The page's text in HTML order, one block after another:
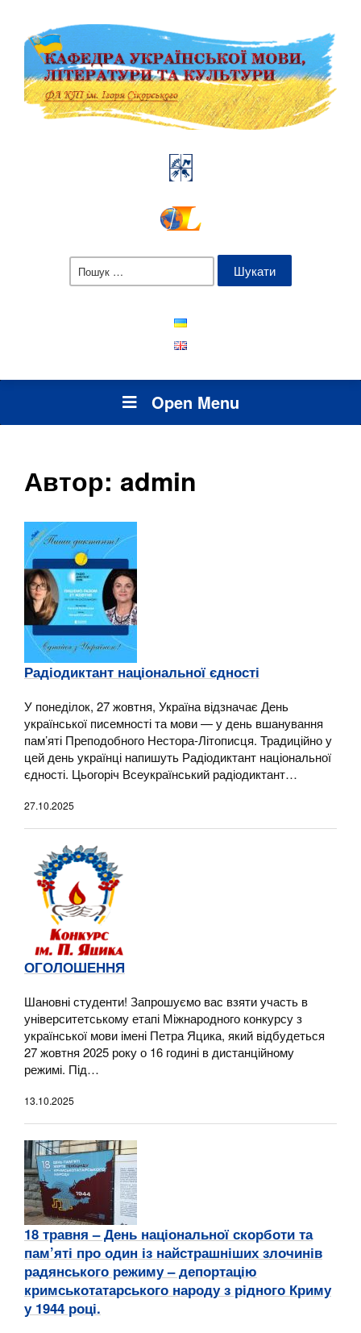
Пошук:
Open Menu
Автор: admin
Радіодиктант національної єдності
У понеділок, 27 жовтня, Україна відзначає День
української писемності та мови — у день вшанування
пам’яті Преподобного Нестора-Літописця. Традиційно у
цей день українці напишуть Радіодиктант національної
єдності. Цьогоріч Всеукраїнський радіодиктант…
27.10.2025
ОГОЛОШЕННЯ
Шановні студенти! Запрошуємо вас взяти участь в
університетському етапі Міжнародного конкурсу з
української мови імені Петра Яцика, який відбудеться
27 жовтня 2025 року о 16 годині в дистанційному
режимі. Під…
13.10.2025
18 травня – День національної скорботи та
пам’яті про один із найстрашніших злочинів
радянського режиму – депортацію
кримськотатарського народу з рідного Криму
у 1944 році.